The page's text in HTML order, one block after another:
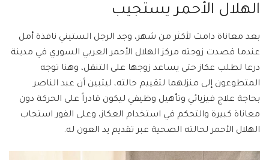
الهلال الأحمر يستجيب
بعد معاناة دامت لأكثر من شهر، وجد الرجل الستيني نافذة أمل
عندما قصدت زوجته مركز الهلال الأحمر العربي السوري في مدينة
درعا لطلب عكاز حتى يساعد زوجها على التنقل، وهنا توجه
المتطوعون إلى منزلهما لتقييم حالته، ليتبين أن عبد الناصر
بحاجة علاج فيزيائي وتأهيل وظيفي ليكون قادراً على الحركة دون
معاناة كبيرة والتحكم في استخدام العكاز، وعلى الفور استجاب
الهلال الأحمر لحالته الصحية عبر تقديم يد العون له.